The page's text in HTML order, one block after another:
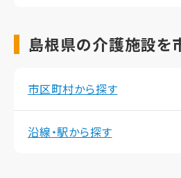
島根県の介護施設を
市区町村から探す
沿線・駅から探す